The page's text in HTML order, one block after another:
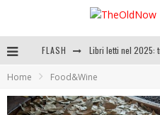
FLASH
SEE YOU AT 5 | Chanel
Home Food&Wine